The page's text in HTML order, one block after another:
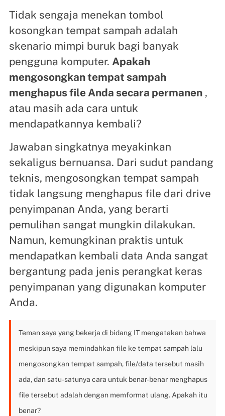
Tidak sengaja menekan tombol
kosongkan tempat sampah adalah
skenario mimpi buruk bagi banyak
pengguna komputer. Apakah
mengosongkan tempat sampah
menghapus file Anda secara permanen,
atau masih ada cara untuk
mendapatkannya kembali?
Jawaban singkatnya meyakinkan
sekaligus bernuansa. Dari sudut pandang
teknis, mengosongkan tempat sampah
tidak langsung menghapus file dari drive
penyimpanan Anda, yang berarti
pemulihan sangat mungkin dilakukan.
Namun, kemungkinan praktis untuk
mendapatkan kembali data Anda sangat
bergantung pada jenis perangkat keras
penyimpanan yang digunakan komputer
Anda.
Teman saya yang bekerja di bidang IT mengatakan bahwa
meskipun saya memindahkan file ke tempat sampah lalu
mengosongkan tempat sampah, file/data tersebut masih
ada, dan satu-satunya cara untuk benar-benar menghapus
file tersebut adalah dengan memformat ulang. Apakah itu
benar?